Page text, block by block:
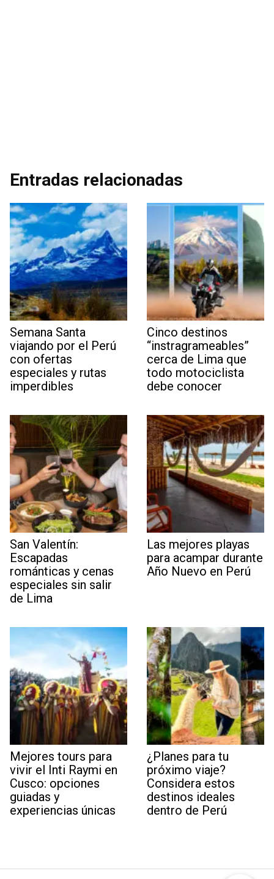
Entradas relacionadas
Semana Santa
viajando por el Perú
con ofertas
especiales y rutas
imperdibles
Cinco destinos
“instragrameables”
cerca de Lima que
todo motociclista
debe conocer
San Valentín:
Escapadas
románticas y cenas
especiales sin salir
de Lima
Las mejores playas
para acampar durante
Año Nuevo en Perú
Mejores tours para
vivir el Inti Raymi en
Cusco: opciones
guiadas y
experiencias únicas
¿Planes para tu
próximo viaje?
Considera estos
destinos ideales
dentro de Perú